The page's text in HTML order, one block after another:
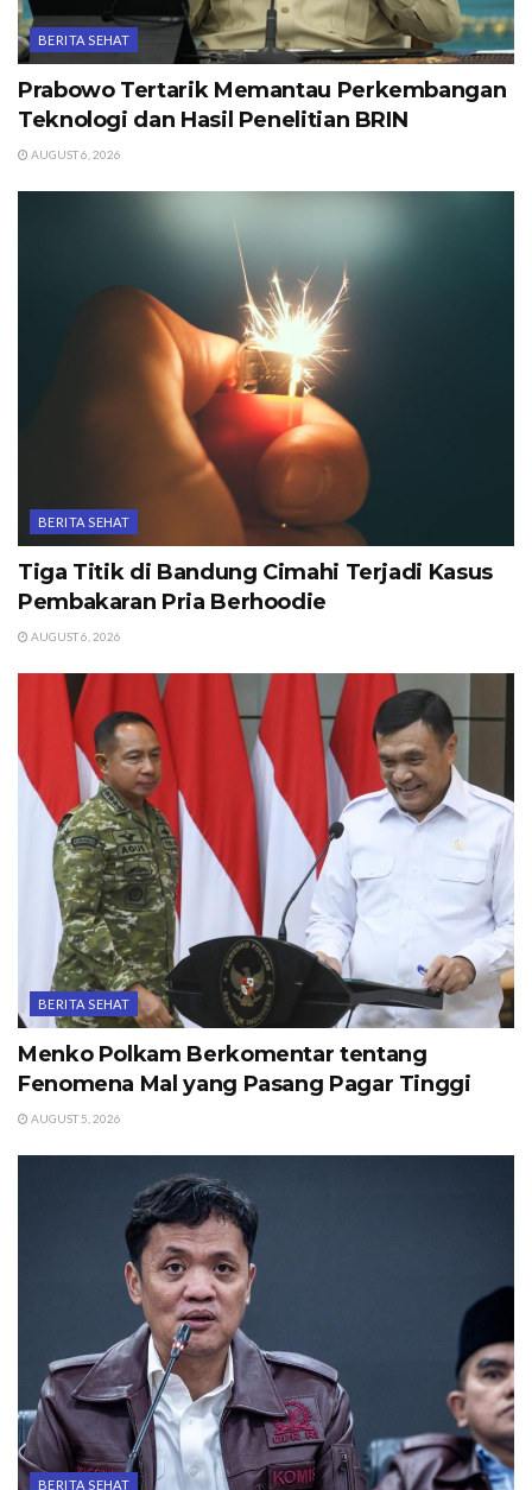
BERITA SEHAT
Prabowo Tertarik Memantau Perkembangan
Teknologi dan Hasil Penelitian BRIN
AUGUST 6, 2026
BERITA SEHAT
Tiga Titik di Bandung Cimahi Terjadi Kasus
Pembakaran Pria Berhoodie
AUGUST 6, 2026
BERITA SEHAT
Menko Polkam Berkomentar tentang
Fenomena Mal yang Pasang Pagar Tinggi
AUGUST 5, 2026
BERITA SEHAT